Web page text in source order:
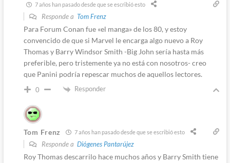
7 años han pasado desde que se escribió esto
Responde a Tom Frenz
Para Forum Conan fue «el manga» de los 80, y estoy
convencido de que si Marvel le encarga algo nuevo a Roy
Thomas y Barry Windsor Smith -Big John sería hasta más
preferible, pero tristemente ya no está con nosotros- creo
que Panini podría repescar muchos de aquellos lectores.
0 Responder
Tom Frenz 7 años han pasado desde que se escribió esto
Responde a Diógenes Pantarújez
Roy Thomas descarrilo hace muchos años y Barry Smith tiene